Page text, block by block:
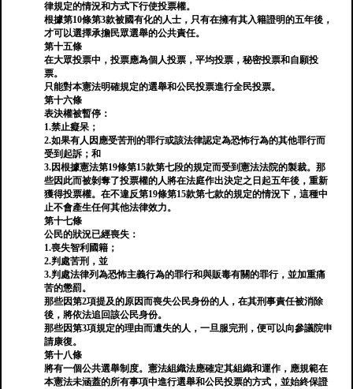
律規定的情況和方式下行使投票權。
根據第10條第3款被國有化的人士，只有在擁有其入籍證明的五年後，
才可以選擇承擔民眾選舉的公共責任。
第十五條
在大眾投票中，投票應為個人投票，平均投票，秘密投票和自願投
票。
只能對本憲法明確規定的選舉和公民投票進行全民投票。
第十六條
表決權被暫停：
1.禁止癡呆；
2.如果有人因應受苦刑的罪行或該法律認定為恐怖行為的其他罪行而
受到起訴；和
3.因根據憲法第19條第15款第七段的規定而受到憲法法院的製裁。那
些因此而被剝奪了投票權的人將在法庭作出決定之日起五年後，重新
獲得投票權。在不違反第19條第15款第七款的規定的情況下，這種中
止不會產生任何其他法律效力。
第十七條
公民的狀況已經喪失：
1.喪失智利國籍；
2.判處苦刑，並
3.判處法律列為恐怖主義行為的罪行和與販毒有關的罪行，並加重痛
苦的懲罰。
那些因第2項提及的原因而喪失公民身份的人，在其刑事責任被消除
後，將依法追回該公民身份。
那些因第3項規定的理由而遺失的人，一旦服完刑，便可以向參議院申
請康復。
第十八條
將有一個公共選舉制度。憲法組織法應確定其組織和運作，應規範在
本憲法未涵蓋的所有事項中進行選舉和公民投票的方式，並始終保證